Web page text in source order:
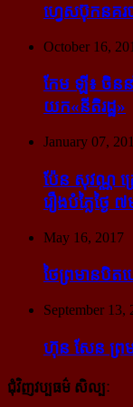
ហ្វេសប៊ុក​នគរ
October 16,
កែម ឡី៖ ចិន​ន
យក​«នីតិរដ្ឋ»
January 07,
ប៉ែន សុវណ្ណ គ្
រឿង​បំភ្លៃ​ថ្ងៃ ៧​
May 16, 2017
ថៃ​ព្រមាន​បិត​
September 13,
ហ៊ុន សែន ព្រម
ជុំវិញវប្បធម៌ សិល្បៈ